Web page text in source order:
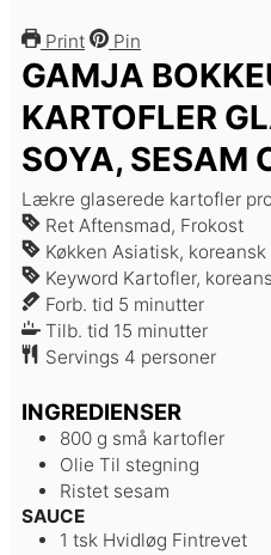
Print Pin
GAMJA
KARTOFLER
SOYA, SESAM
Lækre glaserede kartofler
Ret Aftensmad, Frokost
Køkken Asiatisk, koreansk
Keyword Kartofler,
Forb. tid 5 minutter
minutter
Tilb. tid 15 minutter
minutter
Servings 4 personer
INGREDIENSER
800 g små kartofler
Olie Til stegning
Ristet sesam
SAUCE
1 tsk Hvidløg Fintrevet